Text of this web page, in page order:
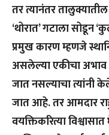
तर त्यानंतर तालुक्यातील
‘थोरात’ गटाला
प्रमुख कारण म्हणजे
असलेल्या एकीचा अभाव
जात नसल्याचा त्यांनी
जात आहे.तर आमदार
वयक्तिकरित्या